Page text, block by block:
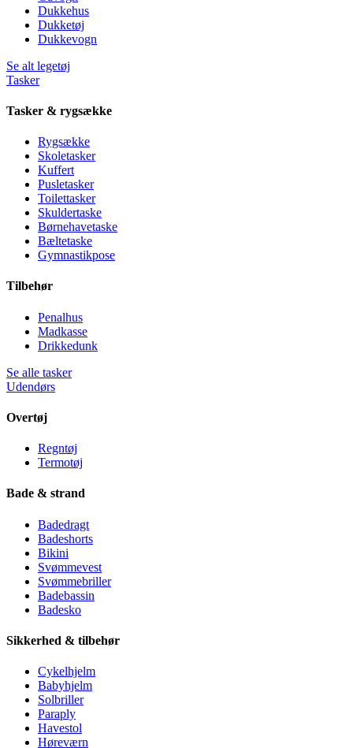
Dukkehus
Dukketøj
Dukkevogn
Se alt legetøj
Tasker
Tasker & rygsække
Rygsække
Skoletasker
Kuffert
Pusletasker
Toilettasker
Skuldertaske
Børnehavetaske
Bæltetaske
Gymnastikpose
Tilbehør
Penalhus
Madkasse
Drikkedunk
Se alle tasker
Udendørs
Overtøj
Regntøj
Termotøj
Bade & strand
Badedragt
Badeshorts
Bikini
Svømmevest
Svømmebriller
Badebassin
Badesko
Sikkerhed & tilbehør
Cykelhjelm
Babyhjelm
Solbriller
Paraply
Havestol
Høreværn